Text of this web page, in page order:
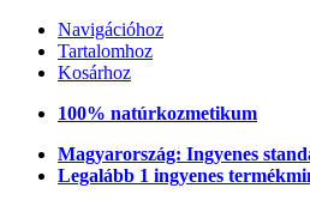
Navigációhoz
Tartalomhoz
Kosárhoz
100% natúrkozmetikum
Magyarország: Ingyenes
Legalább 1 ingyenes